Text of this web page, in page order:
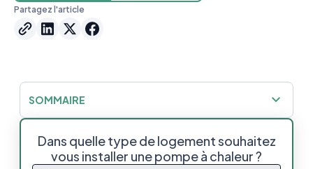
Partagez l'article
Dans quelle type de logement souhaitez
vous installer une pompe à chaleur ?
SOMMAIRE
appareils différents